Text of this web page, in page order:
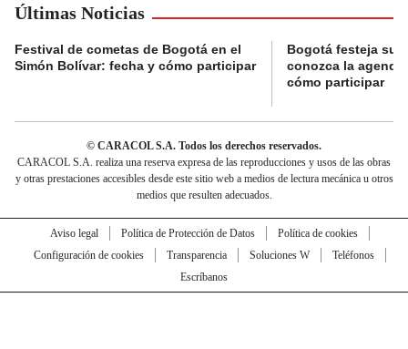
Últimas Noticias
Festival de cometas de Bogotá en el
Simón Bolívar: fecha y cómo participar
Bogotá festeja su
conozca la
cómo participar
© CARACOL S.A. Todos los derechos reservados.
CARACOL S.A. realiza una reserva expresa de las reproducciones y usos de las obras
y otras prestaciones accesibles desde este sitio web a medios de lectura mecánica u otros
medios que resulten adecuados.
Aviso legal Política de Protección de Datos
Política de cookies
Configuración de cookies
Transparencia Soluciones W
Teléfonos
Escríbanos